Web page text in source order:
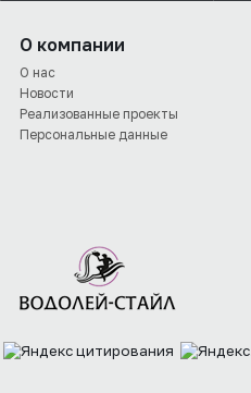
О компании
О нас
Новости
Реализованные проекты
Персональные данные